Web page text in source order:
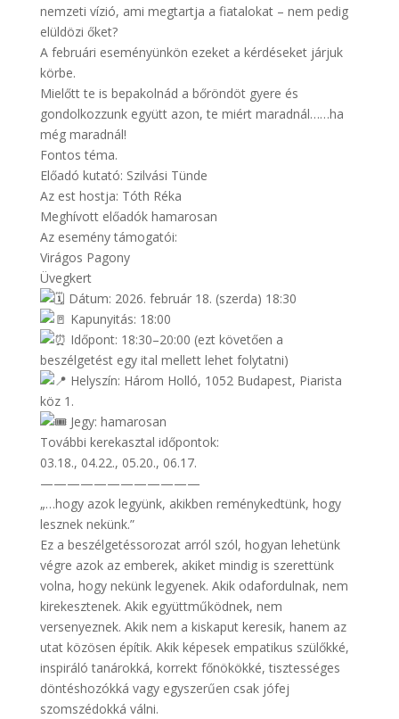
nemzeti vízió, ami megtartja a fiatalokat – nem pedig
elüldözi őket?
A februári eseményünkön ezeket a kérdéseket járjuk
körbe.
Mielőtt te is bepakolnád a bőröndöt gyere és
gondolkozzunk együtt azon, te miért maradnál……ha
még maradnál!
Fontos téma.
Előadó kutató: Szilvási Tünde
Az est hostja: Tóth Réka
Meghívott előadók hamarosan
Az esemény támogatói:
Virágos Pagony
Üvegkert
Dátum: 2026. február 18. (szerda) 18:30
Kapunyitás: 18:00
Időpont: 18:30–20:00 (ezt követően a
beszélgetést egy ital mellett lehet folytatni)
Helyszín: Három Holló, 1052 Budapest, Piarista
köz 1.
Jegy: hamarosan
További kerekasztal időpontok:
03.18., 04.22., 05.20., 06.17.
————————————
„…hogy azok legyünk, akikben reménykedtünk, hogy
lesznek nekünk.”
Ez a beszélgetéssorozat arról szól, hogyan lehetünk
végre azok az emberek, akiket mindig is szerettünk
volna, hogy nekünk legyenek. Akik odafordulnak, nem
kirekesztenek. Akik együttműködnek, nem
versenyeznek. Akik nem a kiskaput keresik, hanem az
utat közösen építik. Akik képesek empatikus szülőkké,
inspiráló tanárokká, korrekt főnökökké, tisztességes
döntéshozókká vagy egyszerűen csak jófej
szomszédokká válni.